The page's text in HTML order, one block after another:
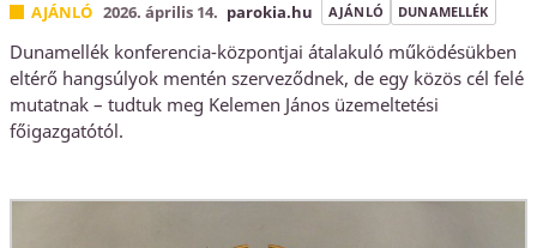
AJÁNLÓ 2026. április 14. parokia.hu AJÁNLÓ DUNAMELLÉK
Dunamellék konferencia-központjai átalakuló működésükben
eltérő hangsúlyok mentén szerveződnek, de egy közös cél felé
mutatnak – tudtuk meg Kelemen János üzemeltetési
főigazgatótól.